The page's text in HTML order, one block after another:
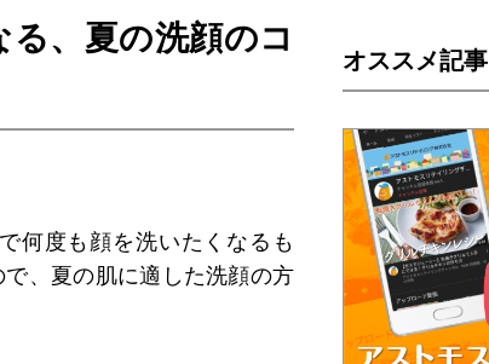
オススメ記事
、夏の洗顔のコ
何度も顔を洗いたくなるも
、夏の肌に適した洗顔の方